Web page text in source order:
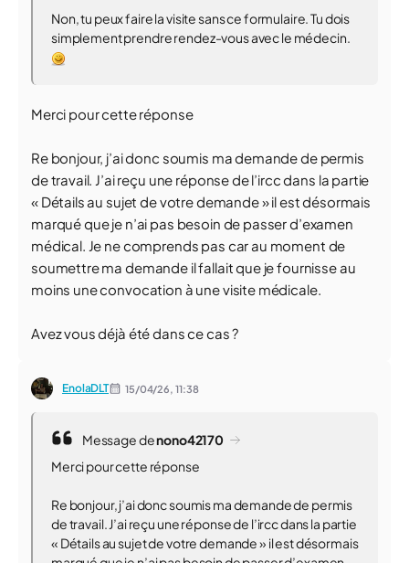
Non, tu peux faire la visite sans ce formulaire. Tu dois
simplement prendre rendez-vous avec le médecin.
Merci pour cette réponse
Re bonjour, j’ai donc soumis ma demande de permis
de travail. J’ai reçu une réponse de l’ircc dans la partie
« Détails au sujet de votre demande » il est désormais
marqué que je n’ai pas besoin de passer d’examen
médical. Je ne comprends pas car au moment de
soumettre ma demande il fallait que je fournisse au
moins une convocation à une visite médicale.
Avez vous déjà été dans ce cas ?
EnolaDLT 15/04/26, 11:38
Message denono42170
Merci pour cette réponse
Re bonjour, j’ai donc soumis ma demande de permis
de travail. J’ai reçu une réponse de l’ircc dans la partie
« Détails au sujet de votre demande » il est désormais